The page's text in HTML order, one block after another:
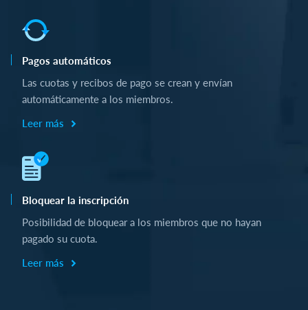
Pagos automáticos
Las cuotas y recibos de pago se crean y envían
automáticamente a los miembros.
Leer más
Bloquear la inscripción
Posibilidad de bloquear a los miembros que no hayan
pagado su cuota.
Leer más